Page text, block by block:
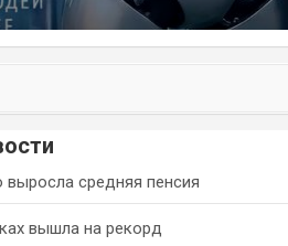
средняя пенсия
вышла на рекорд